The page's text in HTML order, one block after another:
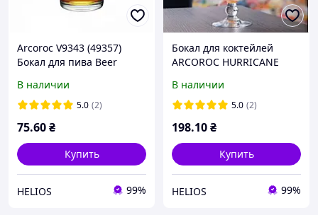
Arcoroc V9343 (49357)
Бокал для пива Beer
В наличии
5.0 (2)
75.60₴
Купить
HELIOS 99%
Бокал для коктейлей
ARCOROC HURRICANE
В наличии
5.0 (2)
198.10₴
Купить
HELIOS 99%